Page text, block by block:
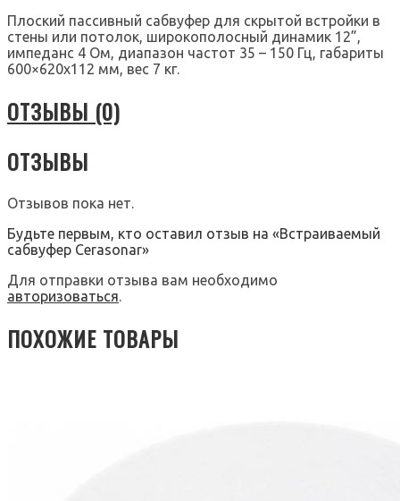
Плоский пассивный сабвуфер для скрытой встройки в
стены или потолок, широкополосный динамик 12”,
импеданс 4 Ом, диапазон частот 35 – 150 Гц, габариты
600×620х112 мм, вес 7 кг.
ОТЗЫВЫ (0)
ОТЗЫВЫ
Отзывов пока нет.
Будьте первым, кто оставил отзыв на «Встраиваемый
сабвуфер Cerasonar»
Для отправки отзыва вам необходимо
авторизоваться.
ПОХОЖИЕ ТОВАРЫ